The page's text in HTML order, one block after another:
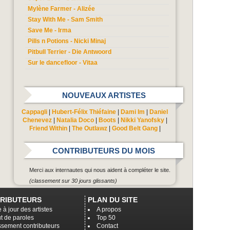
Mylène Farmer - Alizée
Stay With Me - Sam Smith
Save Me - Irma
Pills n Potions - Nicki Minaj
Pitbull Terrier - Die Antwoord
Sur le dancefloor - Vitaa
NOUVEAUX ARTISTES
Cappagli Hubert-Félix Thiéfaine Dami Im
Daniel
Chenevez| Natalia Doco| Boots Nikki Yanofsky|
Friend Within| The Outlawz| Good Belt Gang|
CONTRIBUTEURS DU MOIS
Merci aux internautes qui nous aident à compléter le site.
(classement sur 30 jours glissants)
PLAN DU SITE
A propos
Top 50
Contact
à jour des artistes
de paroles
contributeurs